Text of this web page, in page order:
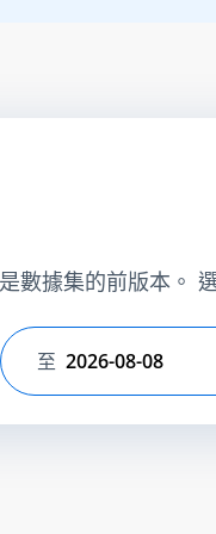
數據集的前版本。
選擇結束日期
至